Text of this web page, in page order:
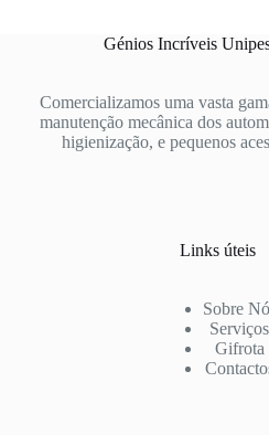
Génios Incríveis
Comercializamos uma vasta
manutenção mecânica dos
higienização, e pequenos
Links úteis
Sobre
Serviços
Gifrota